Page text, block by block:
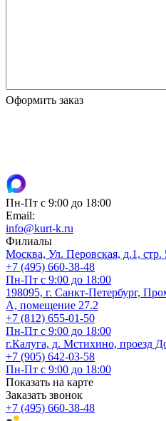
Оформить заказ
Пн-Пт с 9:00 до 18:00
Email:
info@kurt-k.ru
Филиалы
Москва, Ул. Перовская, д.1, стр.
+7 (495) 660-38-48
Пн-Пт с 9:00 до 18:00
198095, г. Санкт-Петербург,
А, помещение 27.2
+7 (812) 655-01-50
Пн-Пт с 9:00 до 18:00
г.Калуга, д. Мстихино, проезд
+7 (905) 642-03-58
Пн-Пт с 9:00 до 18:00
Показать на карте
Заказать звонок
+7 (495) 660-38-48